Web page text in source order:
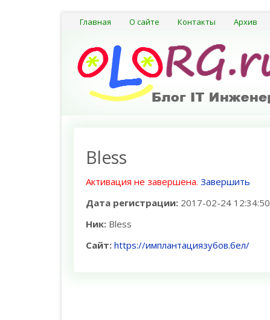
Главная О сайте Контакты Архив
Bless
Активация не завершена. Завершить
Дата регистрации: 2017-02-24 12:34:50
Ник: Bless
Сайт: https://имплантациязубов.бел/